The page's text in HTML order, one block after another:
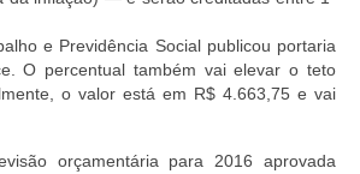
e Previdência Social publicou portaria
O percentual também vai elevar o teto
o valor está em R$ 4.663,75 e vai
orçamentária para 2016 aprovada